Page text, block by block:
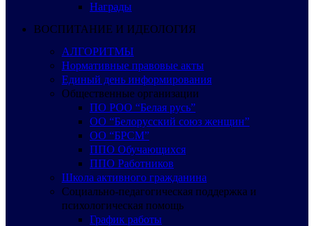
Награды
ВОСПИТАНИЕ И ИДЕОЛОГИЯ
АЛГОРИТМЫ
Нормативные правовые акты
Единый день информирования
Общественные организации
ПО РОО “Белая русь”
ОО “Белорусский союз женщин”
ОО “БРСМ”
ППО Обучающихся
ППО Работников
Школа активного гражданина
Социально-педагогическая поддержка и
психологическая помощь
График работы